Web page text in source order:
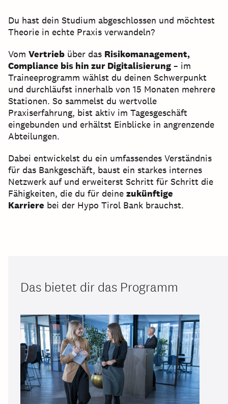
Du hast dein Studium abgeschlossen und möchtest
Theorie in echte Praxis verwandeln?
Vom Vertrieb über das Risikomanagement,
Compliance bis hin zur Digitalisierung – im
Traineeprogramm wählst du deinen Schwerpunkt
und durchläufst innerhalb von 15 Monaten mehrere
Stationen. So sammelst du wertvolle
Praxiserfahrung, bist aktiv im Tagesgeschäft
eingebunden und erhältst Einblicke in angrenzende
Abteilungen.
Dabei entwickelst du ein umfassendes Verständnis
für das Bankgeschäft, baust ein starkes internes
Netzwerk auf und erweiterst Schritt für Schritt die
Fähigkeiten, die du für deine zukünftige
Karriere bei der Hypo Tirol Bank brauchst.
Das bietet dir das Programm